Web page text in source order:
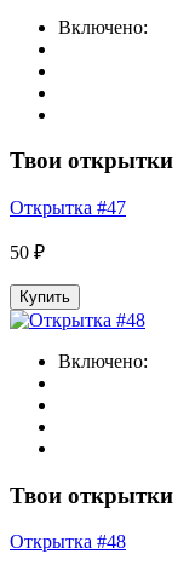
Включено:
Твои открытки
Открытка #47
50 ₽
Купить
Включено:
Твои открытки
Открытка #48